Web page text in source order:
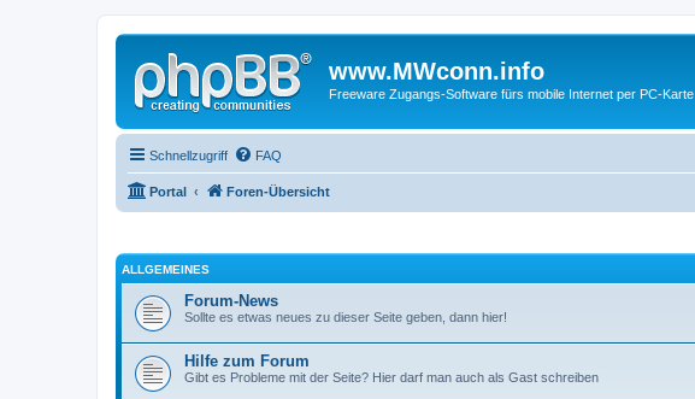
www.MWconn.info
Freeware Zugangs-Software fürs mobile Internet per PC-Karte
Schnellzugriff FAQ
Portal Foren-Übersicht
ALLGEMEINES
Forum-News
Sollte es etwas neues zu dieser Seite geben, dann hier!
Hilfe zum Forum
Gibt es Probleme mit der Seite? Hier darf man auch als Gast schreiben